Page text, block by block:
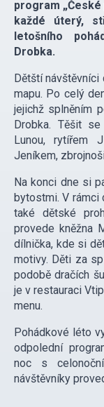
program
každé úterý,
letošního
Drobka.
Dětští návštěvníci
mapu. Po celý
jejichž splněním
Drobka. Těšit
Lunou, rytířem
Jeníkem,
Na konci dne si
bytostmi. V rámci
také dětské
provede kněžna
dílnička, kde si
motivy. Děti za
podobě dračích
je v restauraci
menu.
Pohádkové léto
odpolední
noc s
návštěvníky